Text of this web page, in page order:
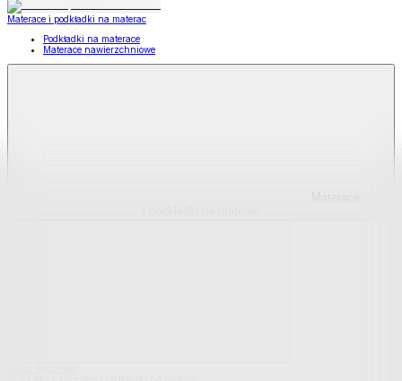
Materace i podkładki na materac
Podkładki na materace
Materace nawierzchniowe